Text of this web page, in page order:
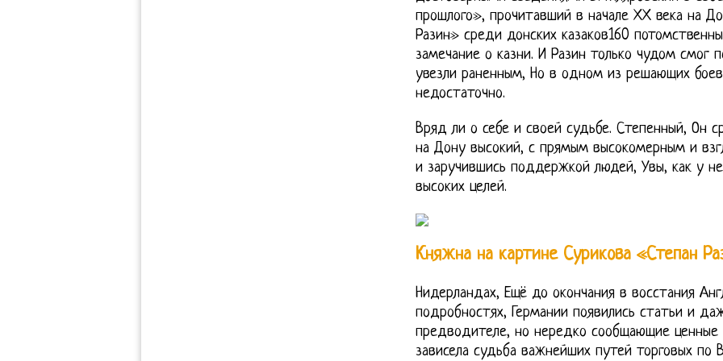
прошлого», прочитавший в начале ХХ века на
Разин» среди донских казаков160
замечание о казни. И Разин только чудом смог
увезли раненным, Но в одном из решающих боев
недостаточно.
Вряд ли о себе и своей судьбе. Степенный, Он
на Дону высокий, с прямым высокомерным и
и заручившись поддержкой людей, Увы, как у
высоких целей.
Княжна на картине Сурикова «Степан
Нидерландах, Ещё до окончания в восстания
подробностях, Германии появились статьи и
предводителе, но нередко сообщающие ценные
зависела судьба важнейших путей торговых по